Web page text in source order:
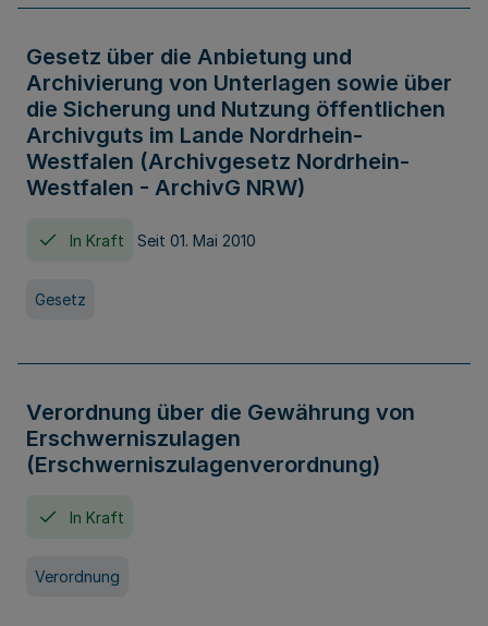
Gesetz über die Anbietung und
Archivierung von Unterlagen sowie über
die Sicherung und Nutzung öffentlichen
Archivguts im Lande Nordrhein-
Westfalen (Archivgesetz Nordrhein-
Westfalen - ArchivG NRW)
In Kraft Seit 01. Mai 2010
Gesetz
Verordnung über die Gewährung von
Erschwerniszulagen
(Erschwerniszulagenverordnung)
In Kraft
Verordnung